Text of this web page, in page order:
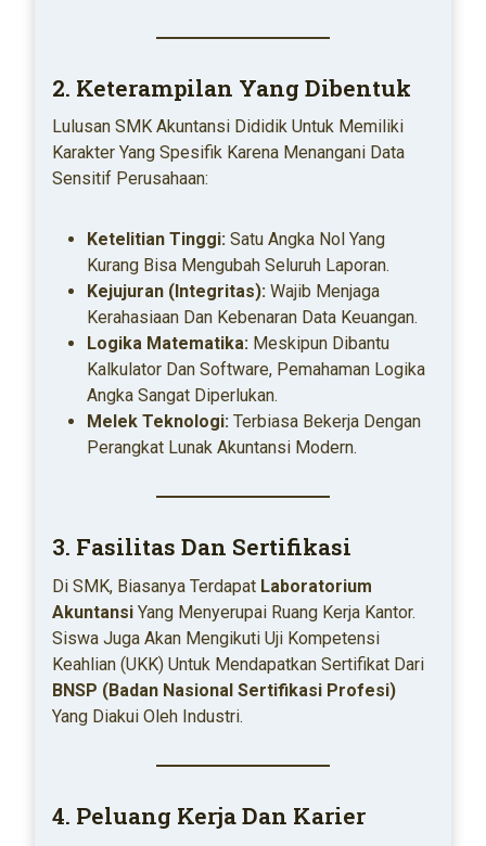
2. Keterampilan Yang Dibentuk
Lulusan SMK Akuntansi Dididik Untuk Memiliki
Karakter Yang Spesifik Karena Menangani Data
Sensitif Perusahaan:
Ketelitian Tinggi: Satu Angka Nol Yang
Kurang Bisa Mengubah Seluruh Laporan.
Kejujuran (Integritas): Wajib Menjaga
Kerahasiaan Dan Kebenaran Data Keuangan.
Logika Matematika: Meskipun Dibantu
Kalkulator Dan Software, Pemahaman Logika
Angka Sangat Diperlukan.
Melek Teknologi: Terbiasa Bekerja Dengan
Perangkat Lunak Akuntansi Modern.
3. Fasilitas Dan Sertifikasi
Di SMK, Biasanya Terdapat Laboratorium
Akuntansi Yang Menyerupai Ruang Kerja Kantor.
Siswa Juga Akan Mengikuti Uji Kompetensi
Keahlian (UKK) Untuk Mendapatkan Sertifikat Dari
BNSP (Badan Nasional Sertifikasi Profesi)
Yang Diakui Oleh Industri.
4. Peluang Kerja Dan Karier